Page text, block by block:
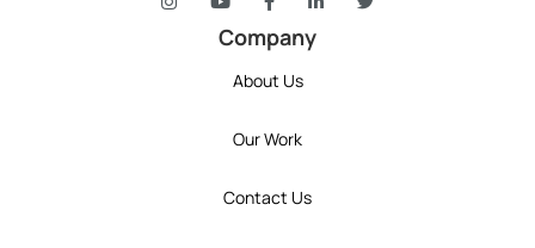
Company
About Us
Our Work
Contact Us